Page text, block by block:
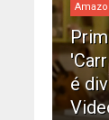
é